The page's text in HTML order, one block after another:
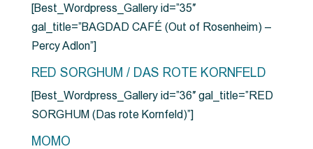
[Best_Wordpress_Gallery id=”35″
gal_title=”BAGDAD CAFÉ (Out of Rosenheim) –
Percy Adlon”]
RED SORGHUM / DAS ROTE KORNFELD
[Best_Wordpress_Gallery id=”36″ gal_title=”RED
SORGHUM (Das rote Kornfeld)”]
MOMO